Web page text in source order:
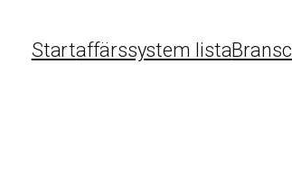
Startaffärssystem lista